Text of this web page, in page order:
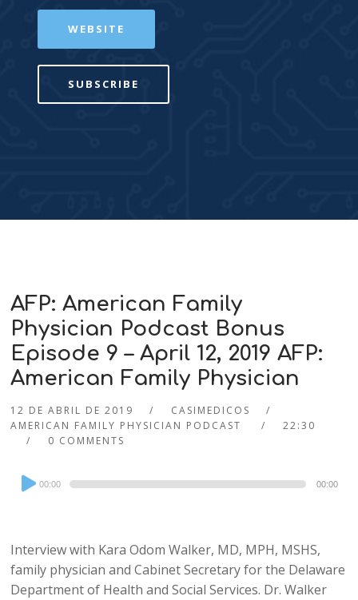
WEBSITE
SUBSCRIBE
AFP: American Family
Physician Podcast Bonus
Episode 9 – April 12, 2019 AFP:
American Family Physician
12 DE ABRIL DE 2019
CASIMEDICOS
AMERICAN FAMILY PHYSICIAN PODCAST
22:30
0 COMMENTS
Audio
Player
00:00 00:00
Interview with Kara Odom Walker, MD, MPH, MSHS,
family physician and Cabinet Secretary for the Delaware
Department of Health and Social Services. Dr. Walker